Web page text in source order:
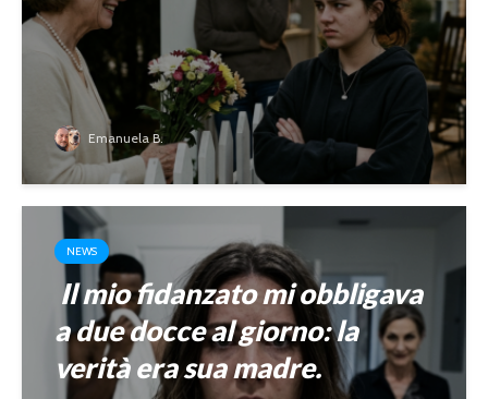
Emanuela B.
NEWS
Il mio fidanzato mi obbligava
a due docce al giorno: la
verità era sua madre.